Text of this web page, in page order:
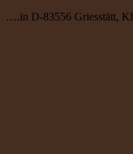
….in D-83556 Griesstätt,